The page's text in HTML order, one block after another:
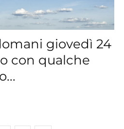
giovedì 24
con qualche